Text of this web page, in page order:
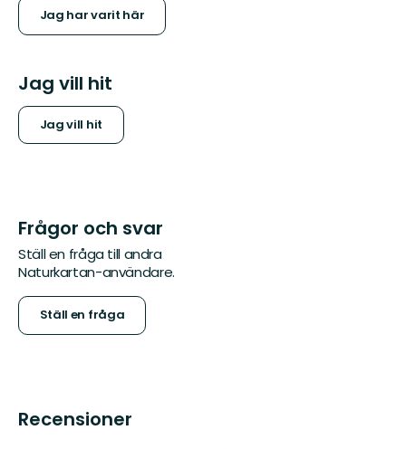
Jag har varit här
Jag vill hit
Jag vill hit
Frågor och svar
Ställ en fråga till andra
Naturkartan-användare.
Ställ en fråga
Recensioner